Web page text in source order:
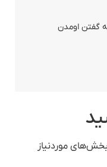
اومدن
موردنیاز